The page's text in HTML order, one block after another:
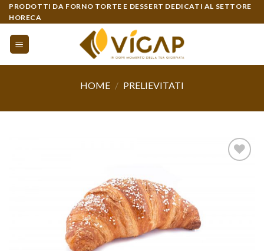
Skip
to
content
PRODOTTI DA FORNO TORTE E DESSERT DEDICATI AL SETTORE
HORECA
HOME / PRELIEVITATI